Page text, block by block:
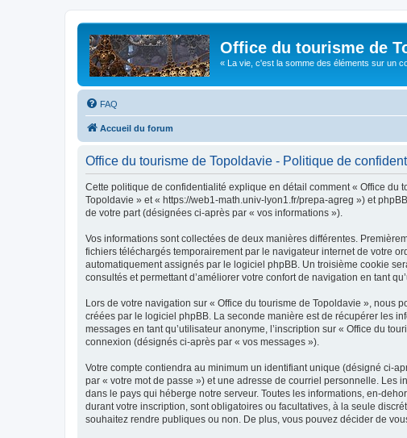
Office du tourisme de
« La vie, c'est la somme des éléments sur un
FAQ
Accueil du forum
Office du tourisme de Topoldavie - Politique de
Cette politique de confidentialité explique en détail comment « Office du
Topoldavie » et « https://web1-math.univ-lyon1.fr/prepa-agreg ») et
de votre part (désignées ci-après par « vos informations »).
Vos informations sont collectées de deux manières différentes.
fichiers téléchargés temporairement par le navigateur internet de votre
automatiquement assignés par le logiciel phpBB. Un troisième cookie
consultés et permettant d’améliorer votre confort de navigation en tant
Lors de votre navigation sur « Office du tourisme de Topoldavie », nous
créées par le logiciel phpBB. La seconde manière est de récupérer les
messages en tant qu’utilisateur anonyme, l’inscription sur « Office du
connexion (désignés ci-après par « vos messages »).
Votre compte contiendra au minimum un identifiant unique (désigné ci-
par « votre mot de passe ») et une adresse de courriel personnelle. Les
dans le pays qui héberge notre serveur. Toutes les informations, en-
durant votre inscription, sont obligatoires ou facultatives, à la seule
souhaitez rendre publiques ou non. De plus, vous pouvez décider de